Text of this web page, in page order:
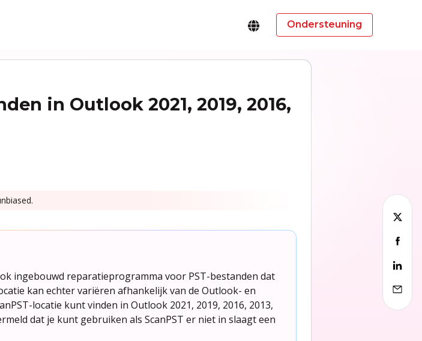
Ondersteuning
in Outlook 2021, 2019, 2016,
ingebouwd reparatieprogramma voor PST-bestanden dat
kan echter variëren afhankelijk van de Outlook- en
locatie kunt vinden in Outlook 2021, 2019, 2016, 2013,
dat je kunt gebruiken als ScanPST er niet in slaagt een